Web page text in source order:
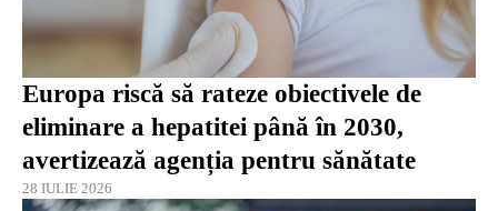
Europa riscă să rateze obiectivele de
eliminare a hepatitei până în 2030,
avertizează agenția pentru sănătate
28 IULIE 2026